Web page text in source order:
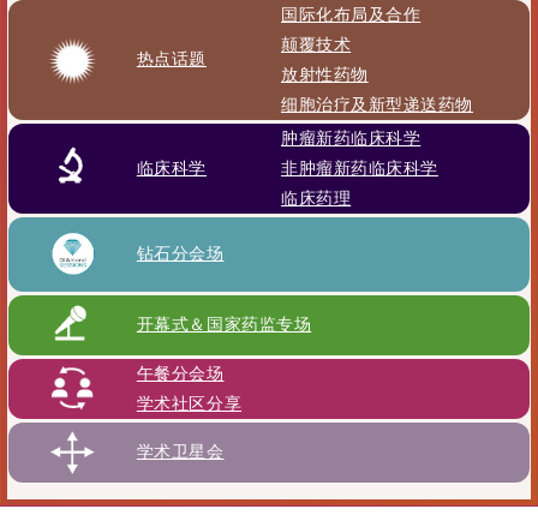
热点话题
国际化布局及合作
颠覆技术
放射性药物
细胞治疗及新型递送药物
临床科学
肿瘤新药临床科学
非肿瘤新药临床科学
临床药理
钻石分会场
开幕式＆国家药监专场
午餐分会场
学术社区分享
学术卫星会